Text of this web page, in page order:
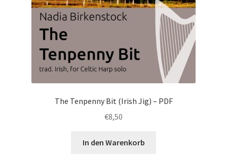
The Tenpenny Bit (Irish Jig) – PDF
€8,50
In den Warenkorb